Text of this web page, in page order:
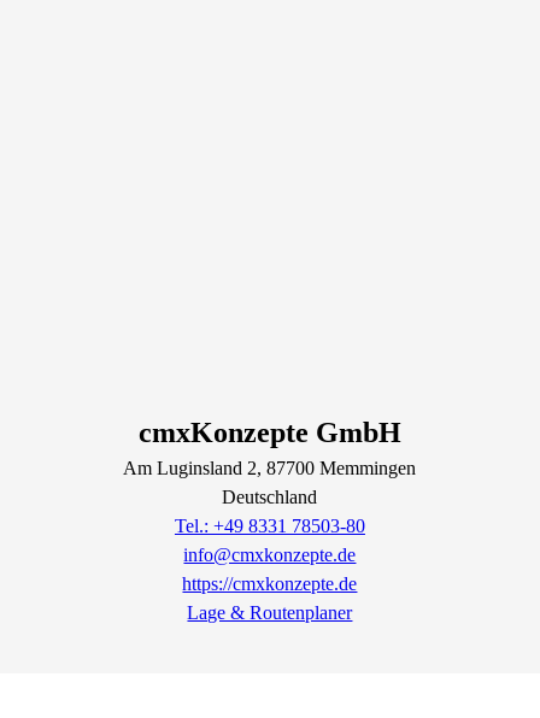
cmxKonzepte GmbH
Am Luginsland 2, 87700Memmingen
Deutschland
Tel.: +49 8331 78503-80
info@cmxkonzepte.de
https://cmxkonzepte.de
Lage & Routenplaner